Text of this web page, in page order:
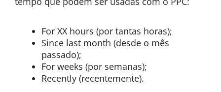
For XX hours (por tantas horas);
Since last month (desde o mês
passado);
For weeks (por semanas);
Recently (recentemente).